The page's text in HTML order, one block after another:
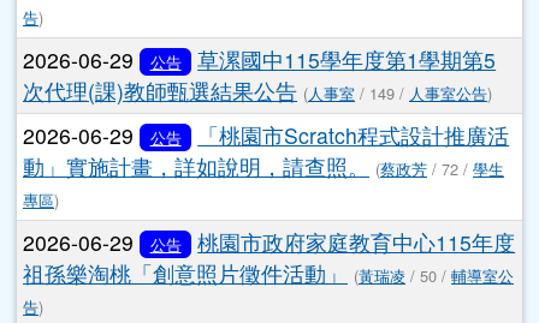
告)
2026-06-29 公告
草漯國中115學年度第1學期第5
次代理(課)教師甄選結果公告 (人事室 / 149 / 人事室公告)
2026-06-29 公告
「桃園市Scratch程式設計推廣活
動」實施計畫，詳如說明，請查照。
(蔡政芳 / 72 / 學生
專區)
2026-06-29 公告
桃園市政府家庭教育中心115年度
祖孫樂淘桃「創意照片徵件活動」
(黃瑞凌 / 50 / 輔導室公
告)